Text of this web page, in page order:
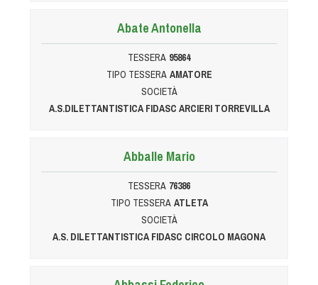
Abate Antonella
TESSERA 95864
TIPO TESSERA AMATORE
SOCIETÀ
A.S.DILETTANTISTICA FIDASC ARCIERI TORREVILLA
Abballe Mario
TESSERA 76386
TIPO TESSERA ATLETA
SOCIETÀ
A.S. DILETTANTISTICA FIDASC CIRCOLO MAGONA
Tiro di Campagna
English e Training Sporting
Tiro a Palla
Field Target
Paintball